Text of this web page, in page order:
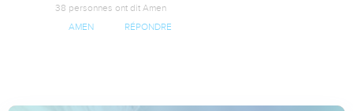
38 personnes ont dit Amen
AMEN RÉPONDRE